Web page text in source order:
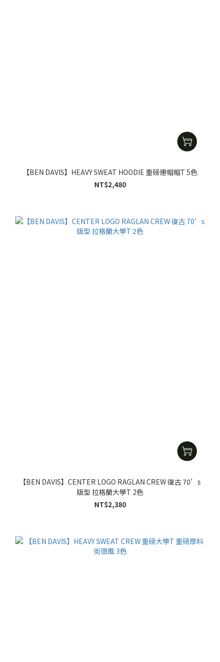
【BEN DAVIS】HEAVY SWEAT HOODIE 重磅連帽帽T 5色
NT$2,480
【BEN DAVIS】CENTER LOGO RAGLAN CREW 復古 70’s
版型 拉格蘭大學T 2色
NT$2,380